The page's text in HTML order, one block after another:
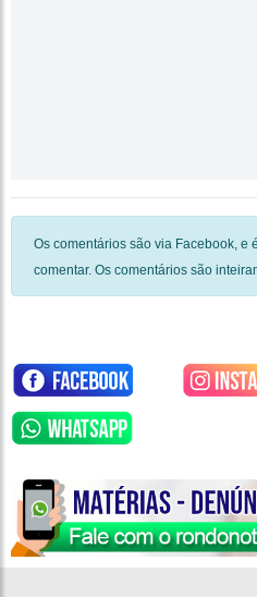
Os comentários são via Facebook, e
comentar. Os comentários são